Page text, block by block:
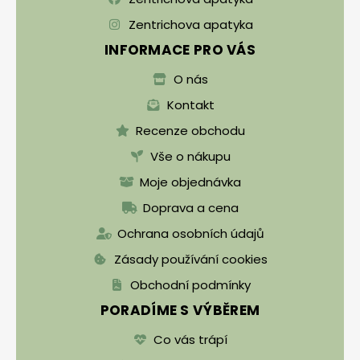
Zentrichova apatyka
INFORMACE PRO VÁS
O nás
Kontakt
Recenze obchodu
Vše o nákupu
Moje objednávka
Doprava a cena
Ochrana osobních údajů
Zásady používání cookies
Obchodní podmínky
PORADÍME S VÝBĚREM
Co vás trápí